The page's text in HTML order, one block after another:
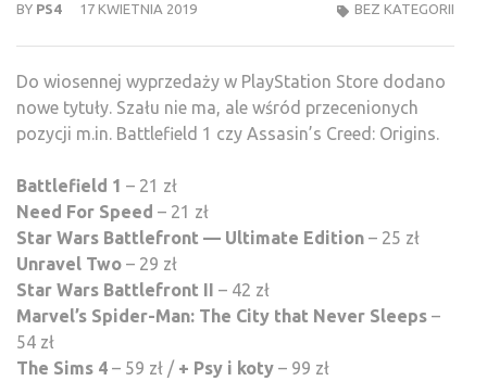
BY PS4 17 KWIETNIA 2019 BEZ KATEGORII
Do wiosennej wyprzedaży w PlayStation Store dodano
nowe tytuły. Szału nie ma, ale wśród przecenionych
pozycji m.in. Battlefield 1 czy Assasin’s Creed: Origins.
Battlefield 1 – 21 zł
Need For Speed – 21 zł
Star Wars Battlefront — Ultimate Edition – 25 zł
Unravel Two – 29 zł
Star Wars Battlefront II – 42 zł
Marvel’s Spider-Man: The City that Never Sleeps –
54 zł
The Sims 4 – 59 zł / + Psy i koty – 99 zł